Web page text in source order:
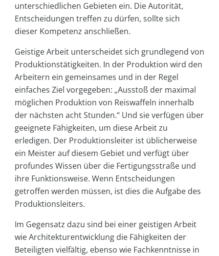
unterschiedlichen Gebieten ein. Die Autorität,
Entscheidungen treffen zu dürfen, sollte sich
dieser Kompetenz anschließen.
Geistige Arbeit unterscheidet sich grundlegend von
Produktionstätigkeiten. In der Produktion wird den
Arbeitern ein gemeinsames und in der Regel
einfaches Ziel vorgegeben: „Ausstoß der maximal
möglichen Produktion von Reiswaffeln innerhalb
der nächsten acht Stunden.“ Und sie verfügen über
geeignete Fähigkeiten, um diese Arbeit zu
erledigen. Der Produktionsleiter ist üblicherweise
ein Meister auf diesem Gebiet und verfügt über
profundes Wissen über die Fertigungsstraße und
ihre Funktionsweise. Wenn Entscheidungen
getroffen werden müssen, ist dies die Aufgabe des
Produktionsleiters.
Im Gegensatz dazu sind bei einer geistigen Arbeit
wie Architekturentwicklung die Fähigkeiten der
Beteiligten vielfältig, ebenso wie Fachkenntnisse in